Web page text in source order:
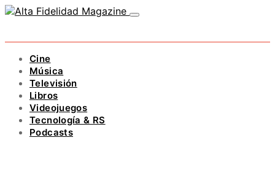
Cine
Música
Televisión
Libros
Videojuegos
Tecnología & RS
Podcasts